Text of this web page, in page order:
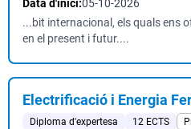
Data d'inici:05-10-2026
...bit internacional, els quals ens
en el present i futur....
Electrificació i Energia
Diploma d'expertesa 12 ECTS